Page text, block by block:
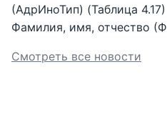
(АдрИноТип) (Таблица 4.17)
Фамилия, имя, отчество
Смотреть все новости